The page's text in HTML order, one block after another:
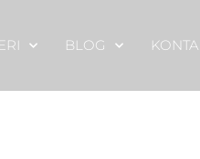
BLOG